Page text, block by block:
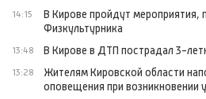
14:15
В Кирове пройдут
Физкультурника
13:48 В Кирове в ДТП пострадал 3-
13:28
Жителям Кировской области
оповещения при возникновении